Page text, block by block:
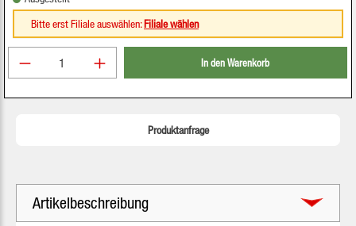
Bitte erst Filiale auswählen:Filiale wählen
Produkt Anzahl: Gib den gewünschten Wert ein
In den Warenkorb
Produktanfrage
Artikelbeschreibung